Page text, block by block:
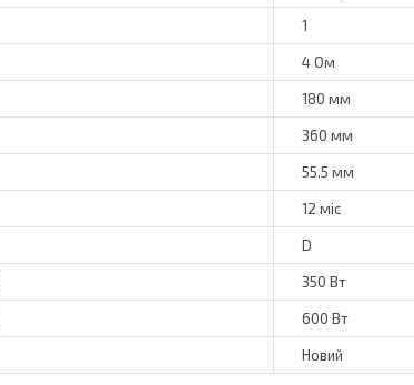
1
4 Ом
180 мм
360 мм
55.5 мм
12 міс
D
350 Вт
600 Вт
Новий